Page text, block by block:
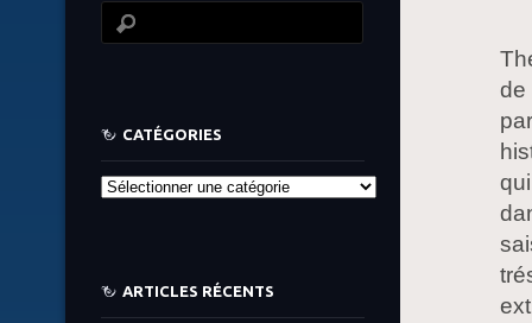
de
CATÉGORIES
Catégories
ARTICLES RÉCENTS